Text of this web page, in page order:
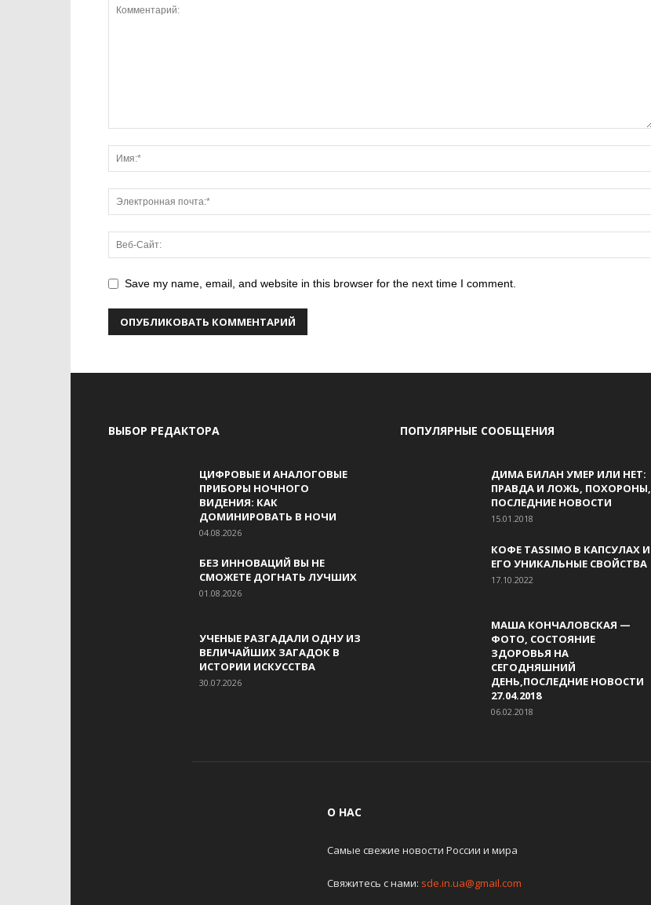
Save my name, email, and website in this browser for the next time I comment.
ВЫБОР РЕДАКТОРА
ЦИФРОВЫЕ И АНАЛОГОВЫЕ
ПРИБОРЫ НОЧНОГО
ВИДЕНИЯ: КАК
ДОМИНИРОВАТЬ В НОЧИ
04.08.2026
БЕЗ ИННОВАЦИЙ ВЫ НЕ
СМОЖЕТЕ ДОГНАТЬ ЛУЧШИХ
01.08.2026
УЧЕНЫЕ РАЗГАДАЛИ ОДНУ ИЗ
ВЕЛИЧАЙШИХ ЗАГАДОК В
ИСТОРИИ ИСКУССТВА
30.07.2026
ПОПУЛЯРНЫЕ СООБЩЕНИЯ
ДИМА БИЛАН УМЕР ИЛИ НЕТ:
ПРАВДА И ЛОЖЬ, ПОХОРОНЫ,
ПОСЛЕДНИЕ НОВОСТИ
15.01.2018
КОФЕ TASSIMO В КАПСУЛАХ И
ЕГО УНИКАЛЬНЫЕ СВОЙСТВА
17.10.2022
МАША КОНЧАЛОВСКАЯ —
ФОТО, СОСТОЯНИЕ
ЗДОРОВЬЯ НА
СЕГОДНЯШНИЙ
ДЕНЬ,ПОСЛЕДНИЕ НОВОСТИ
27.04.2018
06.02.2018
О НАС
Самые свежие новости России и мира
Свяжитесь с нами: sde.in.ua@gmail.com